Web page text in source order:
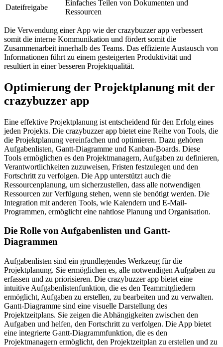
Dateifreigabe
Einfaches Teilen von Dokumenten und
Ressourcen
Die Verwendung einer App wie der crazybuzzer app verbessert
somit die interne Kommunikation und fördert somit die
Zusammenarbeit innerhalb des Teams. Das effiziente Austausch von
Informationen führt zu einem gesteigerten Produktivität und
resultiert in einer besseren Projektqualität.
Optimierung der Projektplanung mit der
crazybuzzer app
Eine effektive Projektplanung ist entscheidend für den Erfolg eines
jeden Projekts. Die crazybuzzer app bietet eine Reihe von Tools, die
die Projektplanung vereinfachen und optimieren. Dazu gehören
Aufgabenlisten, Gantt-Diagramme und Kanban-Boards. Diese
Tools ermöglichen es den Projektmanagern, Aufgaben zu definieren,
Verantwortlichkeiten zuzuweisen, Fristen festzulegen und den
Fortschritt zu verfolgen. Die App unterstützt auch die
Ressourcenplanung, um sicherzustellen, dass alle notwendigen
Ressourcen zur Verfügung stehen, wenn sie benötigt werden. Die
Integration mit anderen Tools, wie Kalendern und E-Mail-
Programmen, ermöglicht eine nahtlose Planung und Organisation.
Die Rolle von Aufgabenlisten und Gantt-
Diagrammen
Aufgabenlisten sind ein grundlegendes Werkzeug für die
Projektplanung. Sie ermöglichen es, alle notwendigen Aufgaben zu
erfassen und zu priorisieren. Die crazybuzzer app bietet eine
intuitive Aufgabenlistenfunktion, die es den Teammitgliedern
ermöglicht, Aufgaben zu erstellen, zu bearbeiten und zu verwalten.
Gantt-Diagramme sind eine visuelle Darstellung des
Projektzeitplans. Sie zeigen die Abhängigkeiten zwischen den
Aufgaben und helfen, den Fortschritt zu verfolgen. Die App bietet
eine integrierte Gantt-Diagrammfunktion, die es den
Projektmanagern ermöglicht, den Projektzeitplan zu erstellen und zu